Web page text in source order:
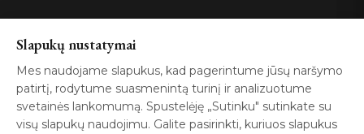
GIA
Certified
ISO 9001
100%
Authentic
Slapukų nustatymai
Mes naudojame slapukus, kad pagerintume jūsų naršymo
patirtį, rodytume suasmenintą turinį ir analizuotume
svetainės lankomumą. Spustelėję „Sutinku" sutinkate su
visų slapukų naudojimu. Galite pasirinkti, kuriuos slapukus